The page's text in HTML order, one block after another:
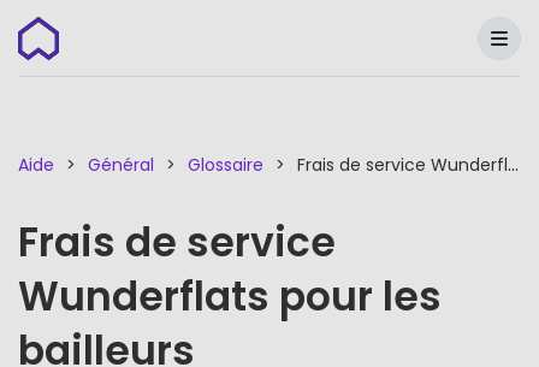
Wunderflats
Aide Général Glossaire Frais de service Wunderflats pour les bailleurs
Frais de service
Wunderflats pour les
bailleurs